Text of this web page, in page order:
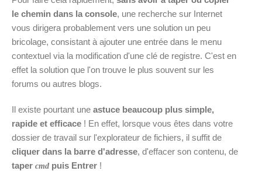
le chemin dans la console, une recherche sur Internet
vous dirigera probablement vers une solution un peu
bricolage, consistant à ajouter une entrée dans le menu
contextuel via la modification d'une clé de registre. C'est en
effet la solution que l'on trouve le plus souvent sur les
forums ou autres blogs.
Il existe pourtant une astuce beaucoup plus simple,
rapide et efficace ! En effet, lorsque vous êtes dans votre
dossier de travail sur l'explorateur de fichiers, il suffit de
cliquer dans la barre d'adresse, d'effacer son contenu, de
taper cmd puis Entrer !